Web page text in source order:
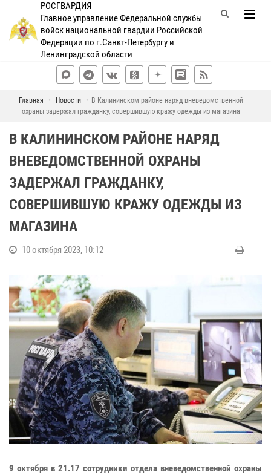
РОСГВАРДИЯ
Главное управление Федеральной службы
войск национальной гвардии Российской
Федерации по г.Санкт-Петербургу и
Ленинградской области
Главная Новости
В Калининском районе наряд вневедомственной
охраны задержал гражданку, совершившую кражу одежды из магазина
В КАЛИНИНСКОМ РАЙОНЕ НАРЯД
ВНЕВЕДОМСТВЕННОЙ ОХРАНЫ
ЗАДЕРЖАЛ ГРАЖДАНКУ,
СОВЕРШИВШУЮ КРАЖУ ОДЕЖДЫ ИЗ
МАГАЗИНА
10 октября 2023, 10:12
9 октября в 21.17 сотрудники отдела вневедомственной охраны